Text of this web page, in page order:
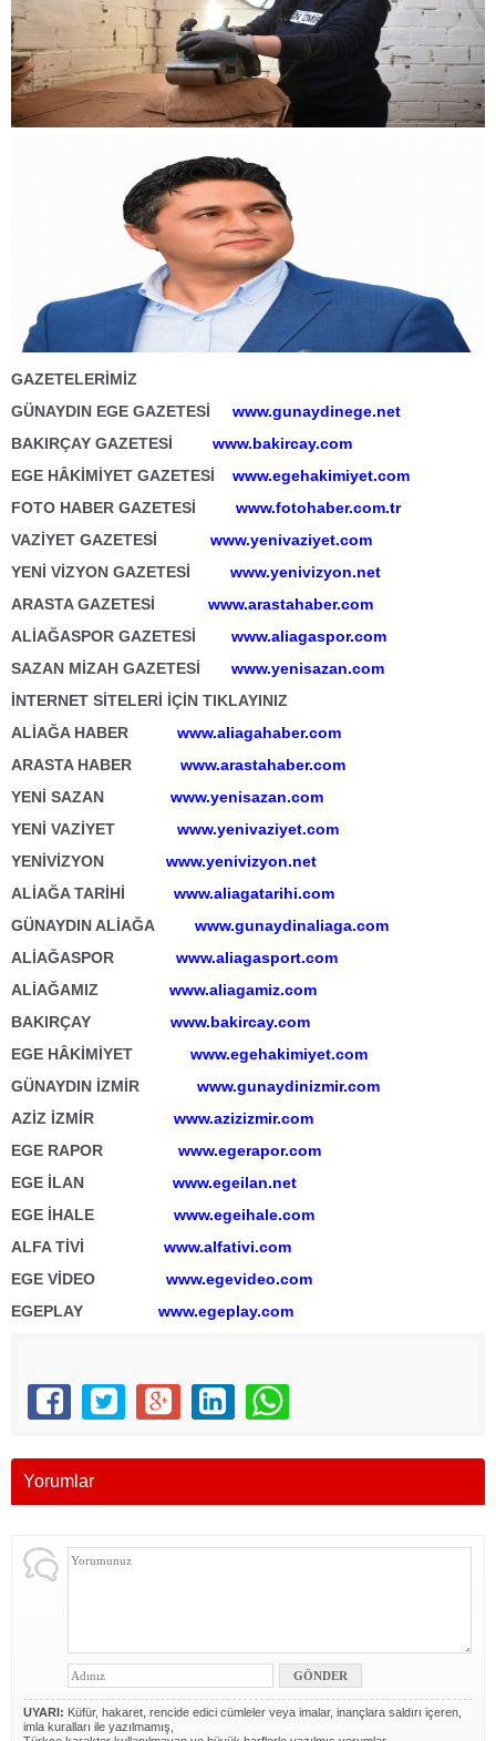
GAZETELERİMİZ
GÜNAYDIN EGE GAZETESİ
www.gunaydinege.net
BAKIRÇAY GAZETESİ www.bakircay.com
EGE HÂKİMİYET GAZETESİ
www.egehakimiyet.com
FOTO HABER GAZETESİ
www.fotohaber.com.tr
VAZİYET GAZETESİ www.yenivaziyet.com
YENİ VİZYON GAZETESİ
www.yenivizyon.net
ARASTA GAZETESİ www.arastahaber.com
ALİAĞASPOR GAZETESİ
www.aliagaspor.com
SAZAN MİZAH GAZETESİ
www.yenisazan.com
İNTERNET SİTELERİ İÇİN TIKLAYINIZ
ALİAĞA HABER www.aliagahaber.com
ARASTA HABER www.arastahaber.com
YENİ SAZAN www.yenisazan.com
YENİ VAZİYET www.yenivaziyet.com
YENİVİZYON www.yenivizyon.net
ALİAĞA TARİHİ www.aliagatarihi.com
GÜNAYDIN ALİAĞA
www.gunaydinaliaga.com
ALİAĞASPOR www.aliagasport.com
ALİAĞAMIZ www.aliagamiz.com
BAKIRÇAY www.bakircay.com
EGE HÂKİMİYET www.egehakimiyet.com
GÜNAYDIN İZMİR www.gunaydinizmir.com
AZİZ İZMİR www.azizizmir.com
EGE RAPOR www.egerapor.com
EGE İLAN www.egeilan.net
EGE İHALE www.egeihale.com
ALFA TİVİ www.alfativi.com
EGE VİDEO www.egevideo.com
EGEPLAY www.egeplay.com
Yorumlar
UYARI: Küfür, hakaret, rencide edici cümleler veya imalar, inançlara saldırı içeren,
imla kuralları ile yazılmamış,